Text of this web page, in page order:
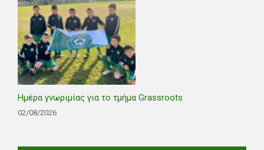
Ημέρα γνωριμίας για το τμήμα Grassroots
02/08/2026